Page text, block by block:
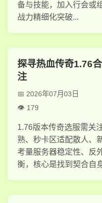
备与技能，加入行会或
战力精细化突破...
探寻热血传奇1.76
注
2026年07月03日
179
1.76版本传奇选服需关
熟、秒卡区适配散人、
考量服务器稳定性、反
衡，核心是找到契合自